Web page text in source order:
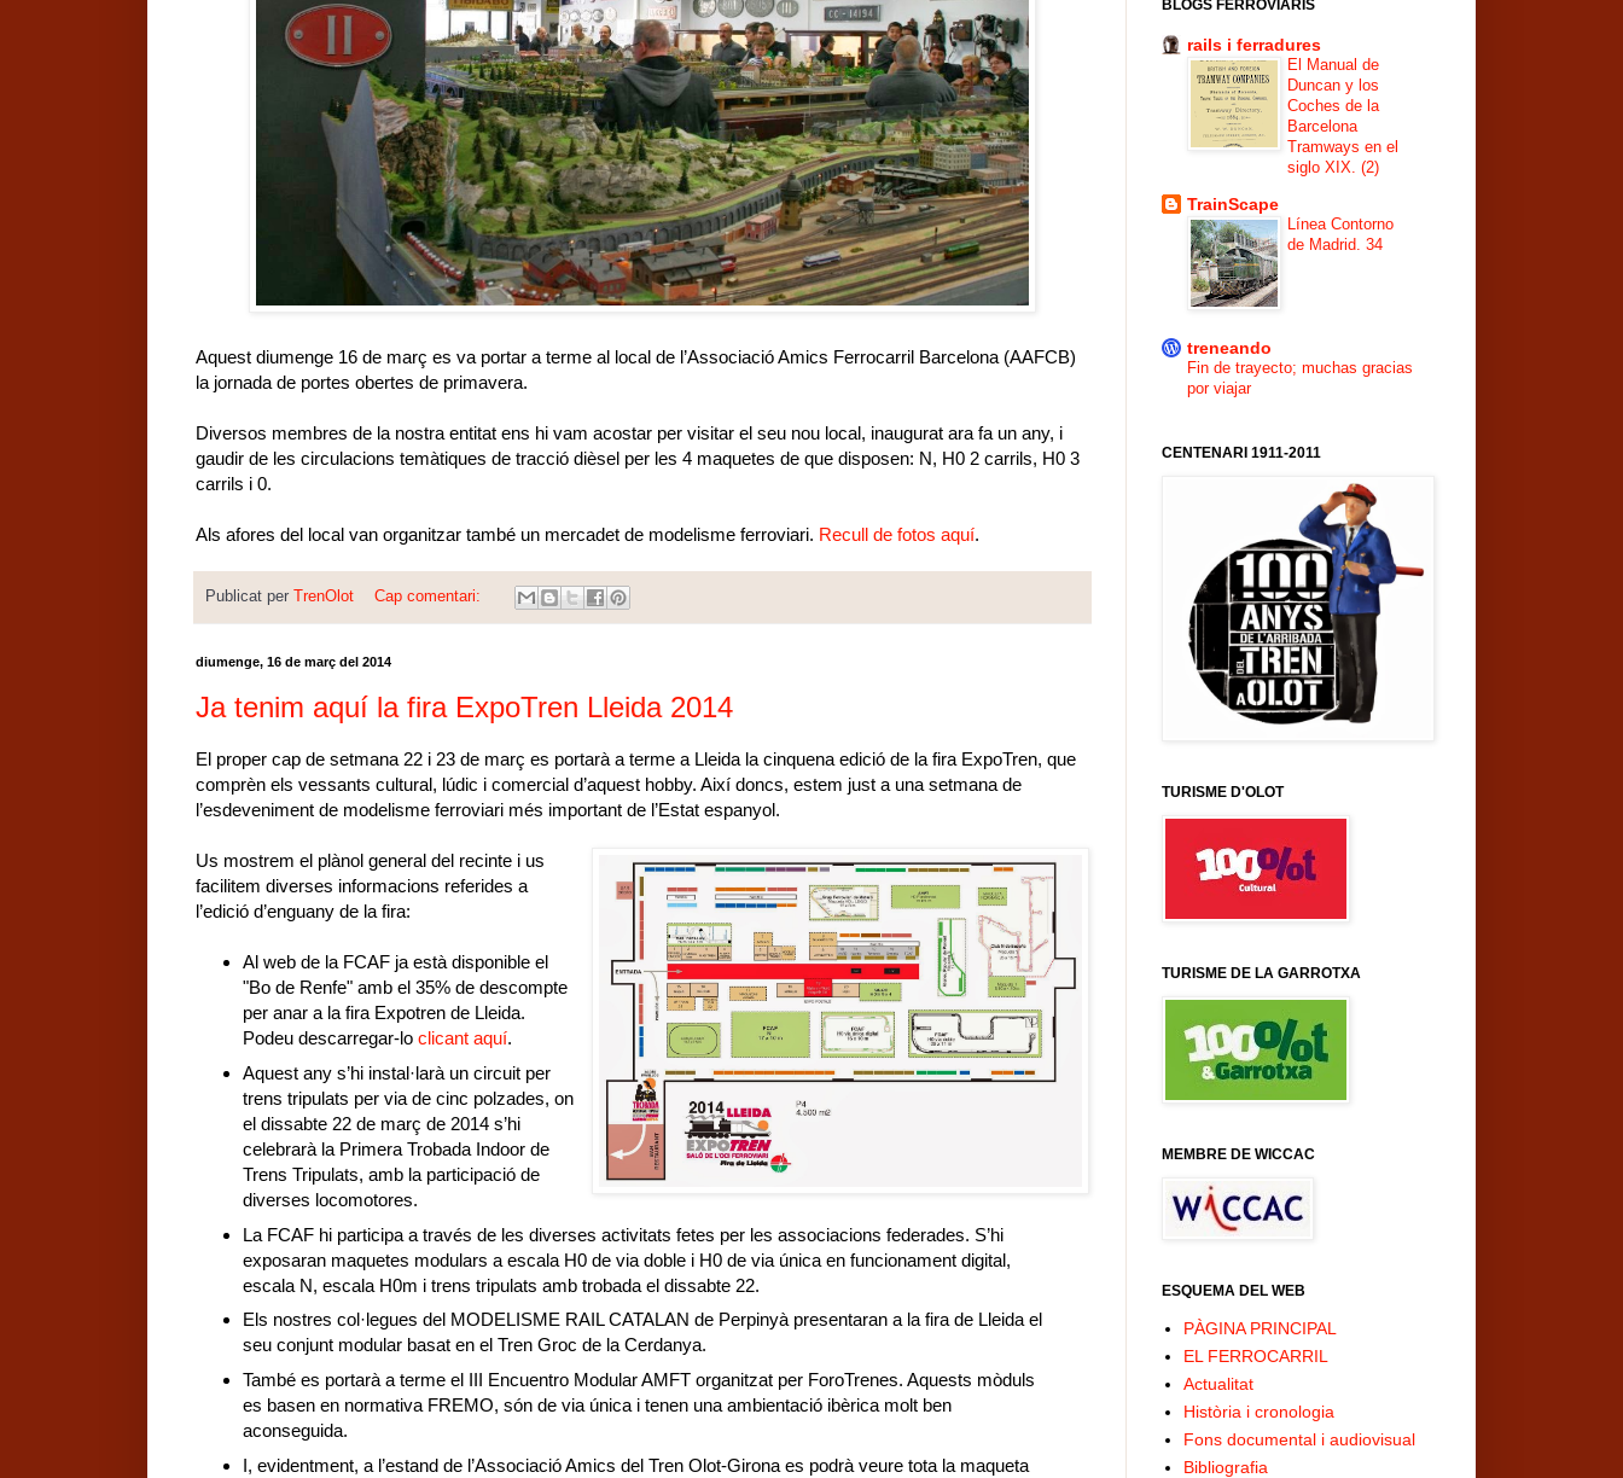
Aquest diumenge 16 de març es va portar a terme al local de l’Associació Amics Ferrocarril Barcelona (AAFCB)
la jornada de portes obertes de primavera.
Diversos membres de la nostra entitat ens hi vam acostar per visitar el seu nou local, inaugurat ara fa un any, i
gaudir de les circulacions temàtiques de tracció dièsel per les 4 maquetes de que disposen: N, H0 2 carrils, H0 3
carrils i 0.
Als afores del local van organitzar també un mercadet de modelisme ferroviari. Recull de fotos aquí.
Publicat per TrenOlot Cap comentari:
diumenge, 16 de març del 2014
Ja tenim aquí la fira ExpoTren Lleida 2014
El proper cap de setmana 22 i 23 de març es portarà a terme a Lleida la cinquena edició de la fira ExpoTren, que
comprèn els vessants cultural, lúdic i comercial d’aquest hobby. Així doncs, estem just a una setmana de
l’esdeveniment de modelisme ferroviari més important de l’Estat espanyol.
Us mostrem el plànol general del recinte i us
facilitem diverses informacions referides a
l’edició d’enguany de la fira:
Al web de la FCAF ja està disponible el
"Bo de Renfe" amb el 35% de descompte
per anar a la fira Expotren de Lleida.
Podeu descarregar-lo clicant aquí.
Aquest any s’hi instal·larà un circuit per
trens tripulats per via de cinc polzades, on
el dissabte 22 de març de 2014 s’hi
celebrarà la Primera Trobada Indoor de
Trens Tripulats, amb la participació de
diverses locomotores.
La FCAF hi participa a través de les diverses activitats fetes per les associacions federades. S’hi
exposaran maquetes modulars a escala H0 de via doble i H0 de via única en funcionament digital,
escala N, escala H0m i trens tripulats amb trobada el dissabte 22.
Els nostres col·legues del MODELISME RAIL CATALAN de Perpinyà presentaran a la fira de Lleida el
seu conjunt modular basat en el Tren Groc de la Cerdanya.
També es portarà a terme el III Encuentro Modular AMFT organitzat per ForoTrenes. Aquests mòduls
es basen en normativa FREMO, són de via única i tenen una ambientació ibèrica molt ben
aconseguida.
I, evidentment, a l’estand de l’Associació Amics del Tren Olot-Girona es podrà veure tota la maqueta
BLOGS FERROVIARIS
rails i ferradures
El Manual de
Duncan y los
Coches de la
Barcelona
Tramways en el
siglo XIX. (2)
TrainScape
Línea Contorno
de Madrid. 34
treneando
Fin de trayecto; muchas gracias
por viajar
CENTENARI 1911-2011
TURISME D'OLOT
TURISME DE LA GARROTXA
MEMBRE DE WICCAC
ESQUEMA DEL WEB
PÀGINA PRINCIPAL
EL FERROCARRIL
Actualitat
Història i cronologia
Fons documental i audiovisual
Bibliografia